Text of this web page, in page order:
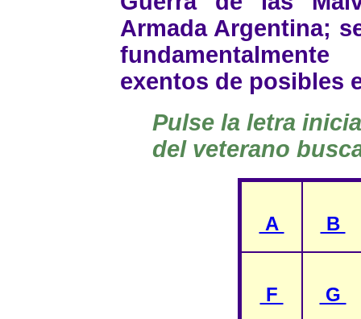
Armada Argentina;
exentos de posibles
Pulse la letra
del veterano
A B
F G